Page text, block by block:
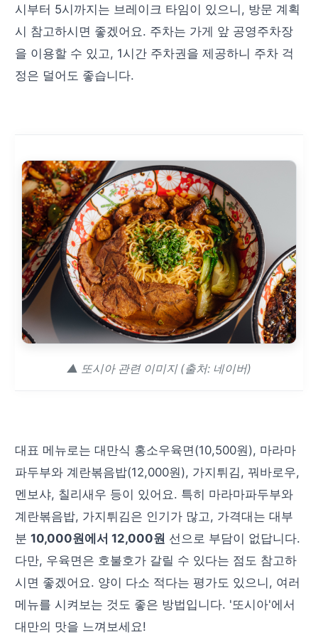
시부터 5시까지는 브레이크 타임이 있으니, 방문 계획
시 참고하시면 좋겠어요. 주차는 가게 앞 공영주차장
을 이용할 수 있고, 1시간 주차권을 제공하니 주차 걱
정은 덜어도 좋습니다.
▲ 또시아 관련 이미지 (출처: 네이버)
대표 메뉴로는 대만식 홍소우육면(10,500원), 마라마
파두부와 계란볶음밥(12,000원), 가지튀김, 꿔바로우,
멘보샤, 칠리새우 등이 있어요. 특히 마라마파두부와
계란볶음밥, 가지튀김은 인기가 많고, 가격대는 대부
분 10,000원에서 12,000원 선으로 부담이 없답니다.
다만, 우육면은 호불호가 갈릴 수 있다는 점도 참고하
시면 좋겠어요. 양이 다소 적다는 평가도 있으니, 여러
메뉴를 시켜보는 것도 좋은 방법입니다. '또시아'에서
대만의 맛을 느껴보세요!